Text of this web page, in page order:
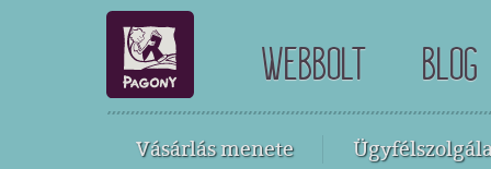
WEBBOLT BLOG
Vásárlás menete